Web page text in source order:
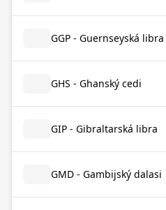
GGP - Guernseyská libra
GHS - Ghanský cedi
GIP - Gibraltarská libra
GMD - Gambijský dalasi